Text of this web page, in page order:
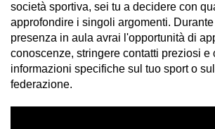
società sportiva, sei tu a decidere con
approfondire i singoli argomenti.
presenza in aula avrai l'opportunità di
conoscenze, stringere contatti preziosi e
informazioni specifiche sul tuo sport o
federazione.